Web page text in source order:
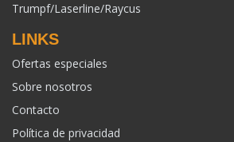
Trumpf/Laserline/Raycus
LINKS
Ofertas especiales
Sobre nosotros
Contacto
Política de privacidad